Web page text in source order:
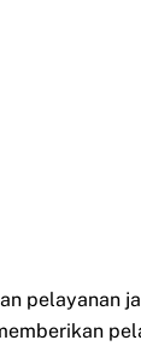
pelayanan